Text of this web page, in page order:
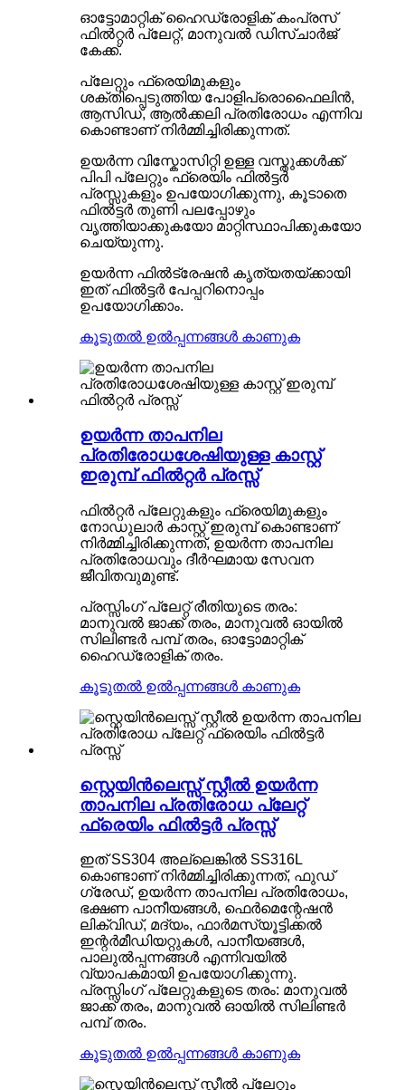
ഓട്ടോമാറ്റിക് ഹൈഡ്രോളിക് കംപ്രസ്
ഫിൽറ്റർ പ്ലേറ്റ്, മാനുവൽ ഡിസ്ചാർജ്
കേക്ക്.
പ്ലേറ്റും ഫ്രെയിമുകളും
ശക്തിപ്പെടുത്തിയ പോളിപ്രൊഫൈലിൻ,
ആസിഡ്, ആൽക്കലി പ്രതിരോധം എന്നിവ
കൊണ്ടാണ് നിർമ്മിച്ചിരിക്കുന്നത്.
ഉയർന്ന വിസ്കോസിറ്റി ഉള്ള വസ്തുക്കൾക്ക്
പിപി പ്ലേറ്റും ഫ്രെയിം ഫിൽട്ടർ
പ്രസ്സുകളും ഉപയോഗിക്കുന്നു, കൂടാതെ
ഫിൽട്ടർ തുണി പലപ്പോഴും
വൃത്തിയാക്കുകയോ മാറ്റിസ്ഥാപിക്കുകയോ
ചെയ്യുന്നു.
ഉയർന്ന ഫിൽട്രേഷൻ കൃത്യതയ്ക്കായി
ഇത് ഫിൽട്ടർ പേപ്പറിനൊപ്പം
ഉപയോഗിക്കാം.
കൂടുതൽ ഉൽപ്പന്നങ്ങൾ കാണുക
ഉയർന്ന താപനില
പ്രതിരോധശേഷിയുള്ള കാസ്റ്റ്
ഇരുമ്പ് ഫിൽറ്റർ പ്രസ്സ്
ഫിൽറ്റർ പ്ലേറ്റുകളും ഫ്രെയിമുകളും
നോഡുലാർ കാസ്റ്റ് ഇരുമ്പ് കൊണ്ടാണ്
നിർമ്മിച്ചിരിക്കുന്നത്, ഉയർന്ന താപനില
പ്രതിരോധവും ദീർഘമായ സേവന
ജീവിതവുമുണ്ട്.
പ്രസ്സിംഗ് പ്ലേറ്റ് രീതിയുടെ തരം:
മാനുവൽ ജാക്ക് തരം, മാനുവൽ ഓയിൽ
സിലിണ്ടർ പമ്പ് തരം, ഓട്ടോമാറ്റിക്
ഹൈഡ്രോളിക് തരം.
കൂടുതൽ ഉൽപ്പന്നങ്ങൾ കാണുക
സ്റ്റെയിൻലെസ്സ് സ്റ്റീൽ ഉയർന്ന
താപനില പ്രതിരോധ പ്ലേറ്റ്
ഫ്രെയിം ഫിൽട്ടർ പ്രസ്സ്
ഇത് SS304 അല്ലെങ്കിൽ SS316L
കൊണ്ടാണ് നിർമ്മിച്ചിരിക്കുന്നത്, ഫുഡ്
ഗ്രേഡ്, ഉയർന്ന താപനില പ്രതിരോധം,
ഭക്ഷണ പാനീയങ്ങൾ, ഫെർമെന്റേഷൻ
ലിക്വിഡ്, മദ്യം, ഫാർമസ്യൂട്ടിക്കൽ
ഇന്റർമീഡിയറ്റുകൾ, പാനീയങ്ങൾ,
പാലുൽപ്പന്നങ്ങൾ എന്നിവയിൽ
വ്യാപകമായി ഉപയോഗിക്കുന്നു.
പ്രസ്സിംഗ് പ്ലേറ്റുകളുടെ തരം: മാനുവൽ
ജാക്ക് തരം, മാനുവൽ ഓയിൽ സിലിണ്ടർ
പമ്പ് തരം.
കൂടുതൽ ഉൽപ്പന്നങ്ങൾ കാണുക